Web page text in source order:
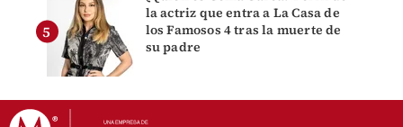
la actriz que entra a La Casa de
los Famosos 4 tras la muerte de
su padre